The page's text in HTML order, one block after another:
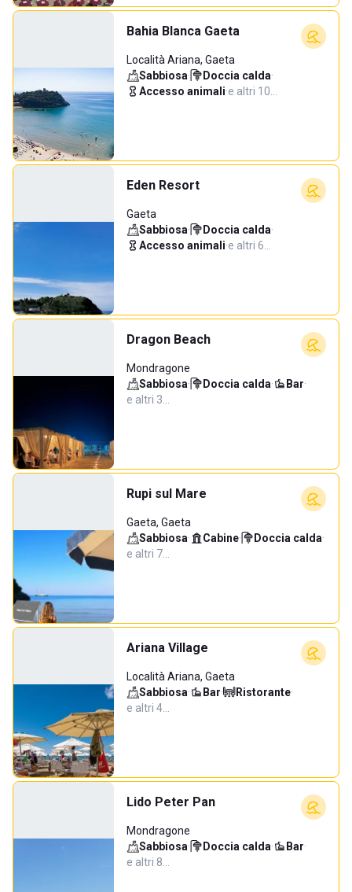
Bahia Blanca Gaeta
Località Ariana, Gaeta
Sabbiosa· Doccia calda·
Accesso animali·e altri 10…
Eden Resort
Gaeta
Sabbiosa· Doccia calda·
Accesso animali·e altri 6…
Dragon Beach
Mondragone
Sabbiosa· Doccia calda· Bar·
e altri 3…
Rupi sul Mare
Gaeta, Gaeta
Sabbiosa· Cabine· Doccia calda·
e altri 7…
Ariana Village
Località Ariana, Gaeta
Sabbiosa· Bar· Ristorante·
e altri 4…
Lido Peter Pan
Mondragone
Sabbiosa· Doccia calda· Bar·
e altri 8…